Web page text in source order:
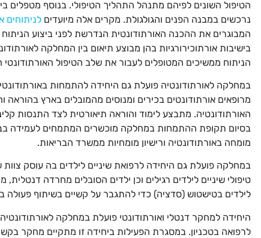
הטיפול השונים לפיהם מתנהל התהליך הטיפולי. בנוסף מטפלים
נרכשים במבנה הפנים והגולגולת. מקרים אלה מיועדים לניתוחים
המבוגרים את ההכנה האורתודונטית הנדרשת לפני ביצוע הניתוח
בישיבות אורתוכירורגיות בהן מבוצע תיאום בין המחלקה
הניתוח ממשיכים המטופלים לעבור את שלב הטיפול האורתודונטי
במחלקה לאורתודונטיה פועלת גם היחידה להתמחות
מרופאים אורתודונטים בכירים ומנוסים מהמובלים בארץ
האורתודונטיה. מתבצע לימוד והוראה תיאורטית לצד התנסות
בסיום תקופת ההתמחות במחלקה מוכשרים המתמחים לעמידה
מומחה באורתודונטיה ורישיון מומחיות ממשרד הבריאות.
במחלקה פועלת גם היחידה לרפואת שיניים לילדים בה עוסק צוות
טיפולי שיניים לילדים רגילים וכן ילדים הסובלים מחרדה דנטלית,
לילדים בטישטוש (סדציה) כדי להתגבר על קשיים בשיתוף פעולה
היחידה למחקר דנטלי ואורתודונטי פועלת במחלקה
לרפואה בטכניון. במסגרת הפעילות ביחידה זו מתקיים מחקר